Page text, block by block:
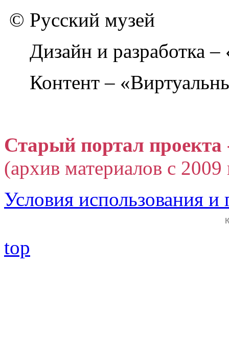
© Русский музей
Дизайн и разработка
Контент –
Старый портал
(архив материалов с
Условия использования
top